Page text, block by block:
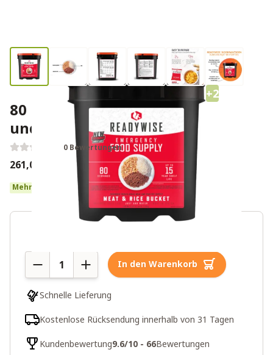
+2
80 Portionen Notration Fleisch
und Reis ReadyWise
0 Bewertungen
261,00€ 290,00€
Mehr als 10 auf Lager
In den Warenkorb
Schnelle Lieferung
Kostenlose Rücksendung innerhalb von 31 Tagen
Kundenbewertung9.6/10 - 66Bewertungen